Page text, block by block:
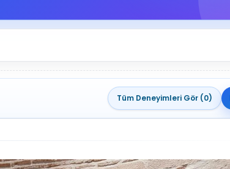
Tüm Deneyimleri Gör (0)